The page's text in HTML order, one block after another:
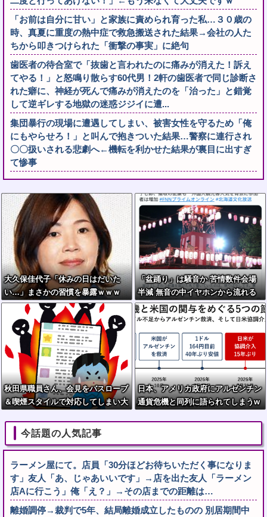
「お前は自分に甘い」と家族に責められ育った私…３０歳の
時、真夏に重度の熱中症で救急搬送された結果→会社の人た
ちから叩きつけられた「衝撃の事実」に絶句
歯医者の待合室で「抜歯と言われたのに痛みが消えた！訴え
てやる！」と怒鳴り散らす60代男！2軒の歯医者で同じ診断さ
れた癖に、神経が死んで痛みが消えたのを「治った」と錯覚
して逆ギレする地獄の迷惑ジジイに遭...
集団暴行の現場に遭遇してしまい、被害女性を守るため「俺
にもやらせろ！」と叫んで抱きついた結果…警察に連行され
〇〇扱いされる悲劇へ←機転を利かせた結果が裏目に出すぎ
て惨事
大久保佳代子「休みの日はだいた
い…」まさかの習慣を暴露ｗｗｗ
「盆踊り」は騒音か 苦情数件会場
半減 無音の中イヤホンから流れる
曲に合わせ踊るサイレント盆ダンス
も
秋田県職員さん、会見をバスローブ
＆喫煙スタイルで対応してしまい大
日本、アメリカ政府にアルゼンチン
通貨危機と同列に語られてしまうw
今話題の人気記事
ラーメン屋にて。店員「30分ほどお待ちいただく事になりま
す」友人「あ、じゃあいいです」→店を出た友人「ラーメン
店Aに行こう」俺「え？」→その店までの距離は…
離婚調停→裁判で5年、結局離婚成立したものの 別居期間中